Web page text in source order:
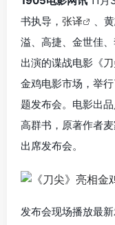
书执导， 张译
、
溢、高捷、金世佳
出演的谍战电影《
金鸡电影市场，举
题发布会。电影出
高群书，原著作者
出席发布会。
发布会现场播放最